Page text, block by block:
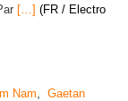
[…] (FR / Electro
Nam
Gaetan